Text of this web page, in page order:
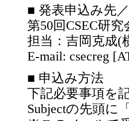
■ 発表申込み先
第50回CSEC研
担当：吉岡克成(
E-mail: csecreg
■ 申込み方法
下記必要事項を
Subjectの先頭に